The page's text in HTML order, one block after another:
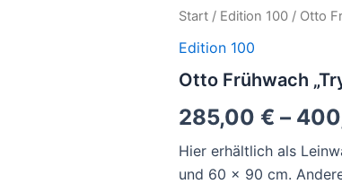
Start / Edition 100 / Otto
Edition 100
Otto Frühwach
285,00 € –
Hier erhältlich als
und 60 x 90 cm.
Otto
"Trying
be
Angel"